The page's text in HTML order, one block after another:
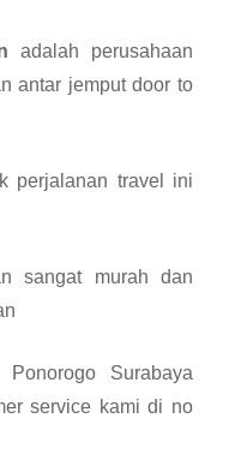
adalah perusahaan
antar jemput door to
perjalanan travel ini
sangat murah dan
Surabaya
service kami di no